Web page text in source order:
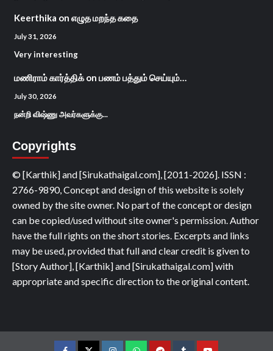
Keerthika on எழுத மறந்த கதை
July 31, 2026
Very interesting
மணிராம் கார்த்திக்on பணம் பத்தும் செய்யும்…
July 30, 2026
நன்றி விஷ்ணு அவர்களுக்கு...
Copyrights
© [Karthik] and [Sirukathaigal.com], [2011-2026]. ISSN :
2766-9890, Concept and design of this website is solely
owned by the site owner. No part of the concept or design
can be copied/used without site owner's permission. Author
have the full rights on the short stories. Excerpts and links
may be used, provided that full and clear credit is given to
[Story Author], [Karthik] and [Sirukathaigal.com] with
appropriate and specific direction to the original content.